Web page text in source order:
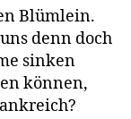
Blümlein.
denn doch
sinken
können,